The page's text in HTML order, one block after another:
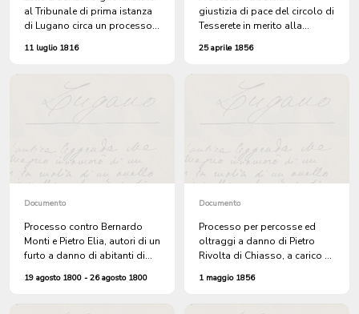
al Tribunale di prima istanza
di Lugano circa un processo
cioccolata diretta al sig. Molo
11 luglio 1816
giustizia di pace del circolo di
Tesserete in merito alla
Menghetti di Bigorio per il
falciotto e delle cassette di un
25 aprile 1856
Documento
Processo contro Bernardo
Monti e Pietro Elia, autori di un
furto a danno di abitanti di
stato denunciato l'anno
19 agosto 1800 - 26 agosto 1800
Documento
Processo per percosse ed
oltraggi a danno di Pietro
Rivolta di Chiasso, a carico di
Cattaneo, entrambi di
1 maggio 1856